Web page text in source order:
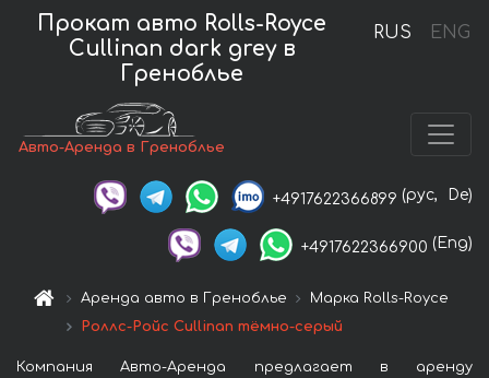
RUS ENG
Прокат авто Rolls-Royce
Cullinan dark grey в
Греноблье
Авто-Аренда в Греноблье
+4917622366899 (рус, De)
+4917622366900 (Eng)
Аренда авто в Греноблье
Марка Rolls-Royce
Роллс-Ройс Cullinan тёмно-серый
Компания Авто-Аренда предлагает в аренду